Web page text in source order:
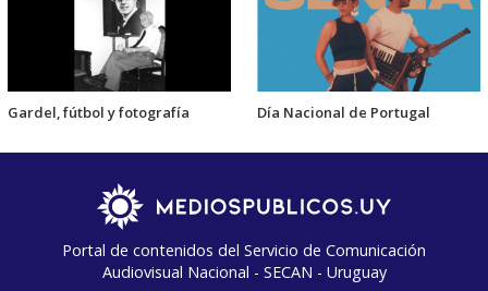
Gardel, fútbol y fotografía Día Nacional de Portugal
Portal de contenidos del Servicio de Comunicación
Audiovisual Nacional - SECAN - Uruguay